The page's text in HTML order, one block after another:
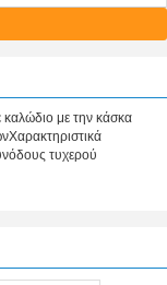
με την κάσκα
τυχερού